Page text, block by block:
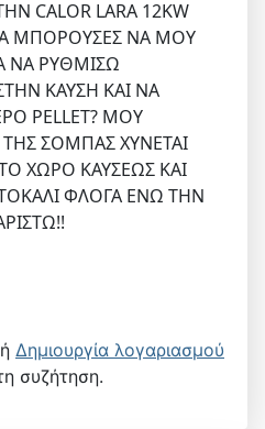
CALOR LARA 12KW
ΜΠΟΡΟΥΣΕΣ ΝΑ ΜΟΥ
ΝΑ ΡΥΘΜΙΣΩ
ΚΑΥΣΗ ΚΑΙ ΝΑ
PELLET? ΜΟΥ
ΤΗΣ ΣΟΜΠΑΣ ΧΥΝΕΤΑΙ
ΧΩΡΟ ΚΑΥΣΕΩΣ ΚΑΙ
ΦΛΟΓΑ ΕΝΩ ΤΗΝ
ή Δημιουργία λογαριασμού
συζήτηση.